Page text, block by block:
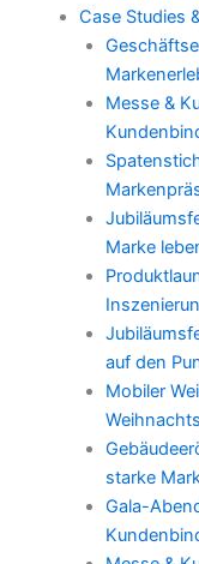
Case Studies
Messe &
Marke
auf den
Mobiler
starke
Gala-